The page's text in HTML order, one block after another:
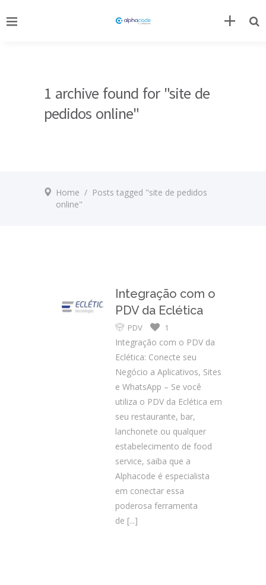
1 archive found for "site de
pedidos online"
Home / Posts tagged "site de pedidos
online"
Integração com o
PDV da Eclética
PDV 1
Integração com o PDV da
Eclética: Conecte seu
Negócio a Aplicativos, Sites
e WhatsApp – Se você
utiliza o PDV da Eclética em
seu restaurante, bar,
lanchonete ou qualquer
estabelecimento de food
service, saiba que a
Alphacode é especialista
em conectar essa
poderosa ferramenta
de [...]